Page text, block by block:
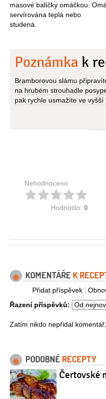
masové balíčky omáčkou.
servírována teplá nebo
studená.
Poznámka k
Bramborovou slámu
na hrubém strouhadle
pak rychle usmažíte ve vyšší
Nehodnoceno
Hodnotilo: 0
KOMENTÁŘE K
Přidat příspěvek
Řazení příspěvků:
Zatím nikdo nepřidal
PODOBNÉ RECEPTY
Čertovské